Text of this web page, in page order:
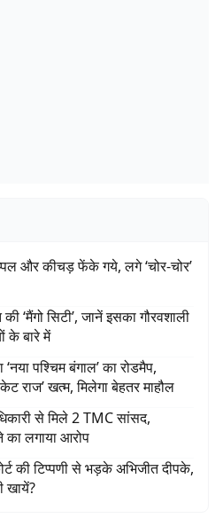
और कीचड़ फेंके गये, लगे ‘चोर-चोर’
‘मैंगो सिटी’, जानें इसका गौरवशाली
के बारे में
पश्चिम बंगाल’ का रोडमैप,
राज’ खत्म, मिलेगा बेहतर माहौल
से मिले 2 TMC सांसद,
का लगाया आरोप
की टिप्पणी से भड़के अभिजीत दीपके,
खायें?